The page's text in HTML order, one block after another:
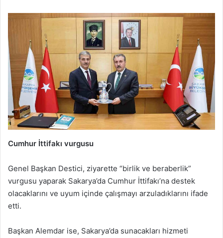
Cumhur İttifakı vurgusu
Genel Başkan Destici, ziyarette “birlik ve beraberlik”
vurgusu yaparak Sakarya’da Cumhur İttifakı’na destek
olacaklarını ve uyum içinde çalışmayı arzuladıklarını ifade
etti.
Başkan Alemdar ise, Sakarya’da sunacakları hizmeti